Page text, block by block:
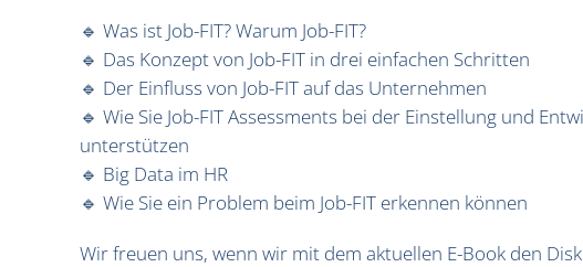
🔹 Was ist Job-FIT? Warum Job-FIT?
🔹 Das Konzept von Job-FIT in drei einfachen Schritten
🔹 Der Einfluss von Job-FIT auf das Unternehmen
🔹 Wie Sie Job-FIT Assessments bei der Einstellung und
unterstützen
🔹 Big Data im HR
🔹 Wie Sie ein Problem beim Job-FIT erkennen können
Wir freuen uns, wenn wir mit dem aktuellen E-Book den